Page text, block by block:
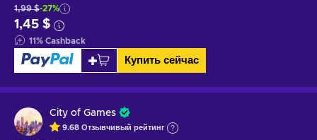
1,99 $-27%
1,45 $
11% Cashback
Купить сейчас
City of Games
9.68 Отзывчивый рейтинг